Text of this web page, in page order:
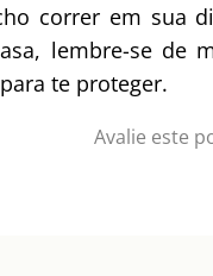
correr em sua
lembre-se de
te proteger.
Avalie este